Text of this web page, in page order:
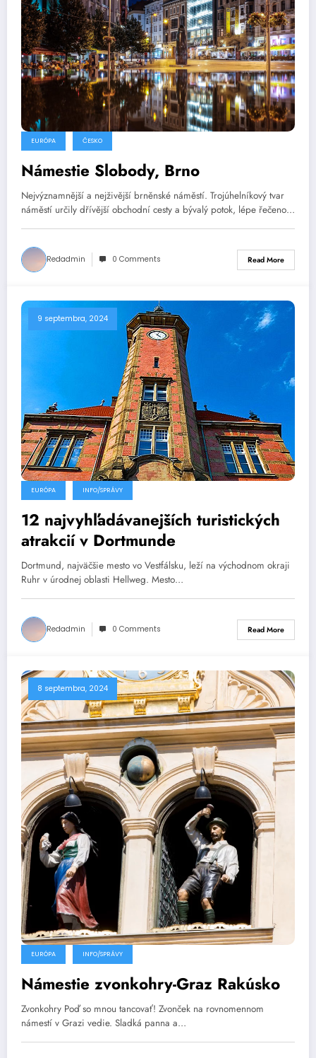
EURÓPA ČESKO
Námestie Slobody, Brno
Nejvýznamnější a nejživější brněnské náměstí. Trojúhelníkový tvar
náměstí určily dřívější obchodní cesty a bývalý potok, lépe řečeno…
Redadmin 0 Comments Read More
9 septembra, 2024
EURÓPA INFO/SPRÁVY
12 najvyhľadávanejších turistických
atrakcií v Dortmunde
Dortmund, najväčšie mesto vo Vestfálsku, leží na východnom okraji
Ruhr v úrodnej oblasti Hellweg. Mesto…
Redadmin 0 Comments Read More
8 septembra, 2024
EURÓPA INFO/SPRÁVY
Námestie zvonkohry-Graz Rakúsko
Zvonkohry Poď so mnou tancovať! Zvonček na rovnomennom
námestí v Grazi vedie. Sladká panna a…